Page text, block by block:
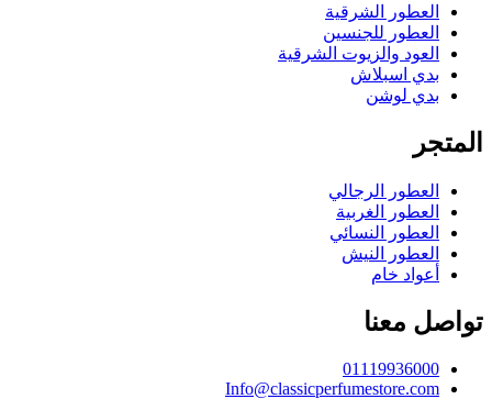
العطور الشرقية
العطور للجنسين
العود والزيوت الشرقية
بدي اسبلاش
بدي لوشن
المتجر
العطور الرجالي
العطور الغربية
العطور النسائي
العطور النيش
أعواد خام
تواصل معنا
01119936000
Info@classicperfumestore.com